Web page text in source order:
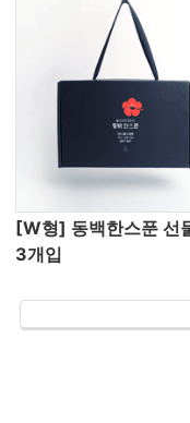
[W형] 동백한스푼 선
3개입